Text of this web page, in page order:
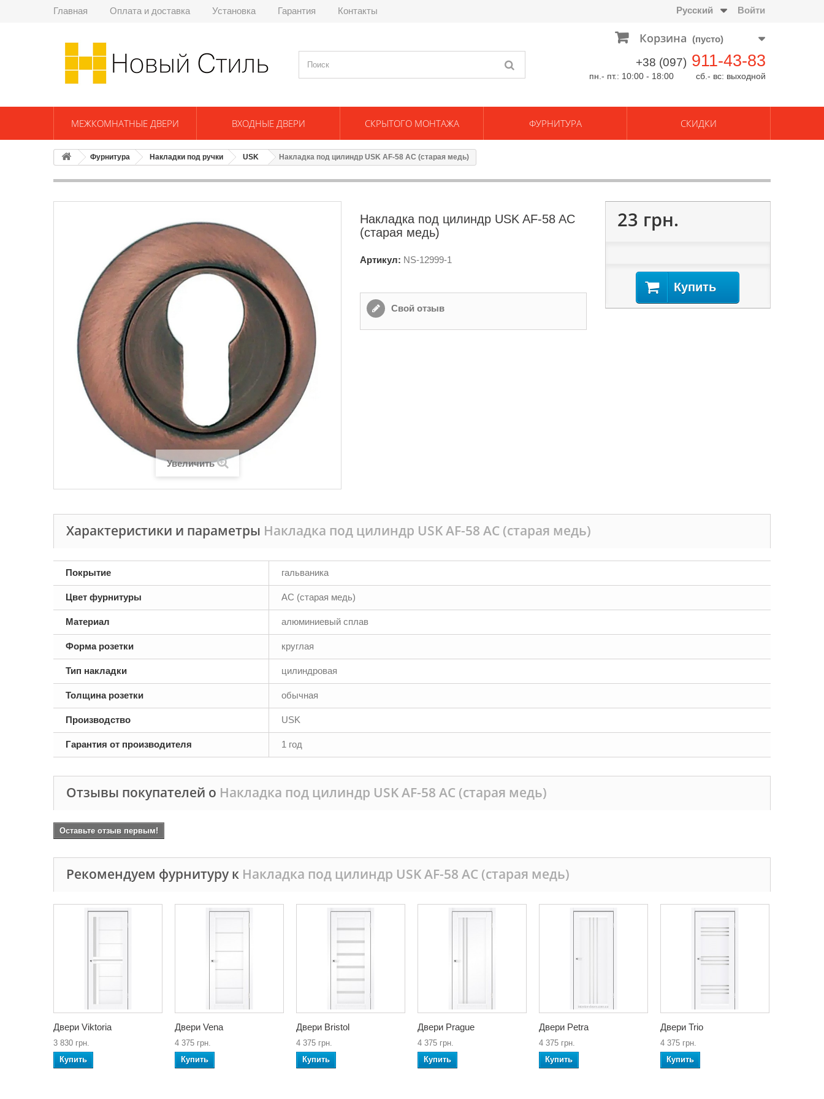
Главная Оплата и доставка Установка Гарантия Контакты Войти
Русский
Корзина (пусто)
+38 (097) 911-43-83
пн.- пт.: 10:00 - 18:00 сб.- вс: выходной
МЕЖКОМНАТНЫЕ ДВЕРИ ВХОДНЫЕ ДВЕРИ СКРЫТОГО МОНТАЖА ФУРНИТУРА СКИДКИ
Фурнитура Накладки под ручки USK Накладка под цилиндр USK AF-58 AC (старая медь)
Увеличить
Накладка под цилиндр USK AF-58 AC
(старая медь)
Артикул: NS-12999-1
Свой отзыв
23 грн.
Купить
Характеристики и параметры Накладка под цилиндр USK AF-58 AC (старая медь)
Покрытие гальваника
Цвет фурнитуры AC (старая медь)
Материал алюминиевый сплав
Форма розетки круглая
Тип накладки цилиндровая
Толщина розетки обычная
Производство USK
Гарантия от производителя 1 год
Отзывы покупателей о Накладка под цилиндр USK AF-58 AC (старая медь)
Оставьте отзыв первым!
Рекомендуем фурнитуру к Накладка под цилиндр USK AF-58 AC (старая медь)
Двери Viktoria
3 830 грн.
Купить
Двери Vena
4 375 грн.
Купить
Двери Bristol
4 375 грн.
Купить
Двери Prague
4 375 грн.
Купить
Двери Petra
4 375 грн.
Купить
Двери Trio
4 375 грн.
Купить